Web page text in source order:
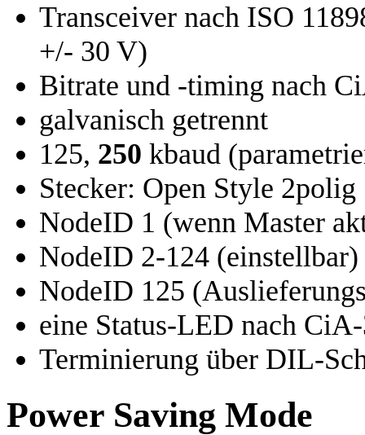
Transceiver nach ISO
+/- 30 V)
Bitrate und -timing nach
galvanisch getrennt
125, 250 kbaud
Stecker: Open Style 2polig
NodeID 1 (wenn Master
NodeID 2-124 (einstellbar)
NodeID 125
eine Status-LED nach
Terminierung über DIL-
Power Saving Mode